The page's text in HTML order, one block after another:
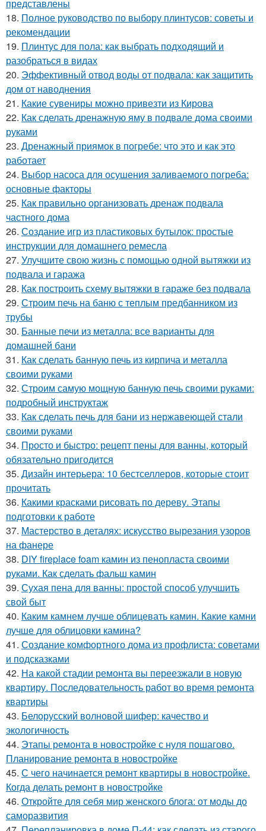
представлены
18. Полное руководство по выбору плинтусов: советы и
рекомендации
19. Плинтус для пола: как выбрать подходящий и
разобраться в видах
20. Эффективный отвод воды от подвала: как защитить
дом от наводнения
21. Какие сувениры можно привезти из Кирова
22. Как сделать дренажную яму в подвале дома своими
руками
23. Дренажный приямок в погребе: что это и как это
работает
24. Выбор насоса для осушения заливаемого погреба:
основные факторы
25. Как правильно организовать дренаж подвала
частного дома
26. Создание игр из пластиковых бутылок: простые
инструкции для домашнего ремесла
27. Улучшите свою жизнь с помощью одной вытяжки из
подвала и гаража
28. Как построить схему вытяжки в гараже без подвала
29. Строим печь на баню с теплым предбанником из
трубы
30. Банные печи из металла: все варианты для
домашней бани
31. Как сделать банную печь из кирпича и металла
своими руками
32. Строим самую мощную банную печь своими руками:
подробный инструктаж
33. Как сделать печь для бани из нержавеющей стали
своими руками
34. Просто и быстро: рецепт пены для ванны, который
обязательно пригодится
35. Дизайн интерьера: 10 бестселлеров, которые стоит
прочитать
36. Какими красками рисовать по дереву. Этапы
подготовки к работе
37. Мастерство в деталях: искусство вырезания узоров
на фанере
38. DIY fireplace foam камин из пенопласта своими
руками. Как сделать фальш камин
39. Сухая пена для ванны: простой способ улучшить
свой быт
40. Каким камнем лучше облицевать камин. Какие камни
лучше для облицовки камина?
41. Создание комфортного дома из профлиста: советами
и подсказками
42. На какой стадии ремонта вы переезжали в новую
квартиру. Последовательность работ во время ремонта
квартиры
43. Белорусский волновой шифер: качество и
экологичность
44. Этапы ремонта в новостройке с нуля пошагово.
Планирование ремонта в новостройке
45. С чего начинается ремонт квартиры в новостройке.
Когда делать ремонт в новостройке
46. Откройте для себя мир женского блога: от моды до
саморазвития